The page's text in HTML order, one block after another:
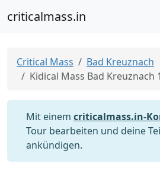
criticalmass.in
Critical Mass
Bad Kreuznach
Kidical Mass Bad Kreuznach
Mit einem criticalmass.in-
Tour bearbeiten und deine
ankündigen.